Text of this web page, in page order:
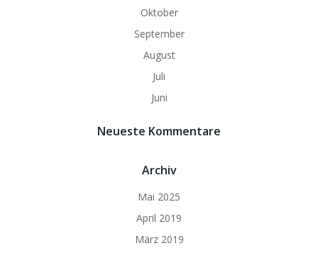
Oktober
September
August
Juli
Juni
Neueste Kommentare
Archiv
Mai 2025
April 2019
März 2019